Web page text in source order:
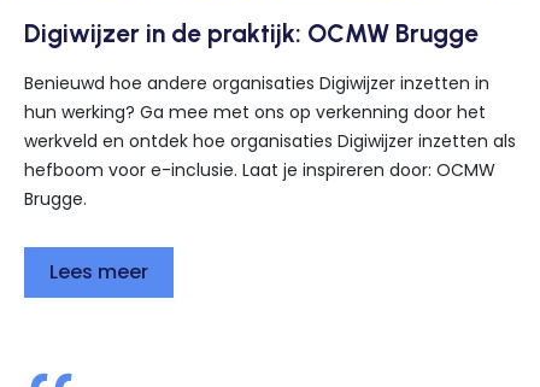
Digiwijzer in de praktijk: OCMW Brugge
Benieuwd hoe andere organisaties Digiwijzer inzetten in
hun werking? Ga mee met ons op verkenning door het
werkveld en ontdek hoe organisaties Digiwijzer inzetten als
hefboom voor e-inclusie. Laat je inspireren door: OCMW
Brugge.
Lees meer